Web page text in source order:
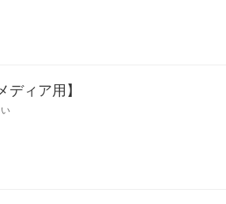
ィア用】